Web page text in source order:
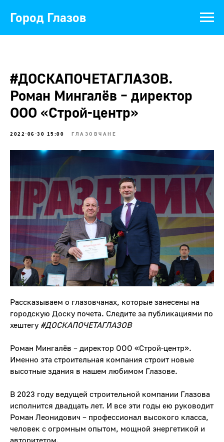
Город Глазов
#ДОСКАПОЧЕТАГЛАЗОВ.
Роман Мингалёв – директор
ООО «Строй-центр»
2022-06-30 15:00 ГЛАЗОВЧАНЕ
Рассказываем о глазовчанах, которые занесены на
городскую Доску почета. Следите за публикациями по
хештегу #ДОСКАПОЧЕТАГЛАЗОВ
Роман Мингалёв – директор ООО «Строй-центр».
Именно эта строительная компания строит новые
высотные здания в нашем любимом Глазове.
В 2023 году ведущей строительной компании Глазова
исполнится двадцать лет. И все эти годы ею руководит
Роман Леонидович – профессионал высокого класса,
человек с огромным опытом, мощной энергетикой и
авторитетом.